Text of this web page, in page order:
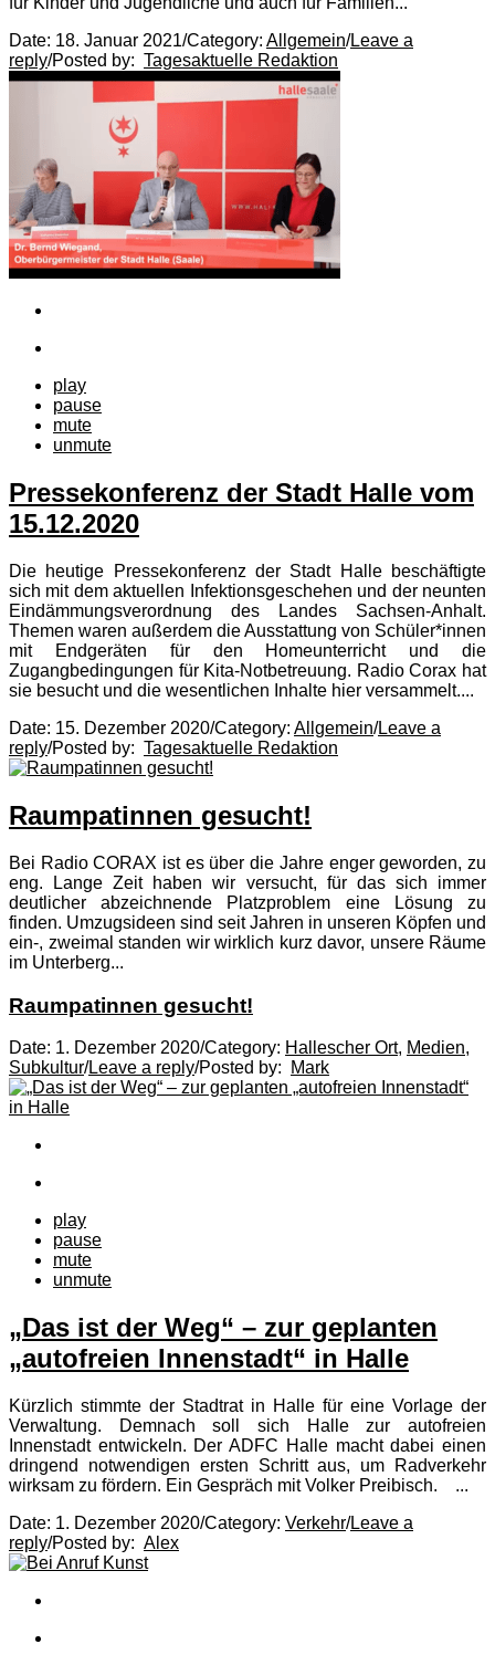
Date: 18. Januar 2021/Category: Allgemein/Leave a
reply/Posted by: Tagesaktuelle Redaktion
play
pause
mute
unmute
Pressekonferenz der Stadt Halle vom
15.12.2020
Die heutige Pressekonferenz der Stadt Halle beschäftigte
sich mit dem aktuellen Infektionsgeschehen und der neunten
Eindämmungsverordnung des Landes Sachsen-Anhalt.
Themen waren außerdem die Ausstattung von Schüler*innen
mit Endgeräten für den Homeunterricht und die
Zugangbedingungen für Kita-Notbetreuung. Radio Corax hat
sie besucht und die wesentlichen Inhalte hier versammelt....
Date: 15. Dezember 2020/Category: Allgemein/Leave a
reply/Posted by: Tagesaktuelle Redaktion
Raumpatinnen gesucht!
Bei Radio CORAX ist es über die Jahre enger geworden, zu
eng. Lange Zeit haben wir versucht, für das sich immer
deutlicher abzeichnende Platzproblem eine Lösung zu
finden. Umzugsideen sind seit Jahren in unseren Köpfen und
ein-, zweimal standen wir wirklich kurz davor, unsere Räume
im Unterberg...
Raumpatinnen gesucht!
Date: 1. Dezember 2020/Category: Hallescher Ort, Medien,
Subkultur/Leave a reply/Posted by: Mark
play
pause
mute
unmute
„Das ist der Weg“ – zur geplanten
„autofreien Innenstadt“ in Halle
Kürzlich stimmte der Stadtrat in Halle für eine Vorlage der
Verwaltung. Demnach soll sich Halle zur autofreien
Innenstadt entwickeln. Der ADFC Halle macht dabei einen
dringend notwendigen ersten Schritt aus, um Radverkehr
wirksam zu fördern. Ein Gespräch mit Volker Preibisch. ...
Date: 1. Dezember 2020/Category: Verkehr/Leave a
reply/Posted by: Alex